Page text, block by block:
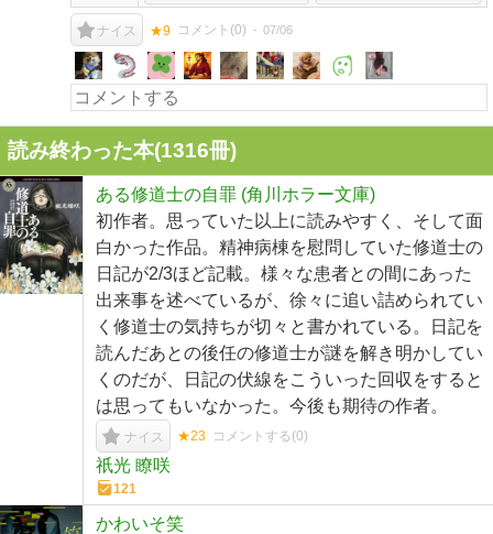
ナイス ★9 コメント(0) 07/06
読み終わった本(1316冊)
ある修道士の自罪 (角川ホラー文庫)
初作者。思っていた以上に読みやすく、そして面
白かった作品。精神病棟を慰問していた修道士の
日記が2/3ほど記載。様々な患者との間にあった
出来事を述べているが、徐々に追い詰められてい
く修道士の気持ちが切々と書かれている。日記を
読んだあとの後任の修道士が謎を解き明かしてい
くのだが、日記の伏線をこういった回収をすると
は思ってもいなかった。今後も期待の作者。
ナイス ★23 コメントする(0)
祇光 瞭咲
121
かわいそ笑